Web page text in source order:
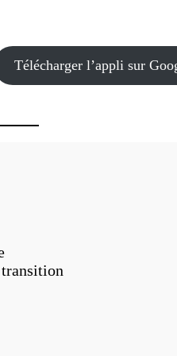
Télécharger l’appli sur
transition